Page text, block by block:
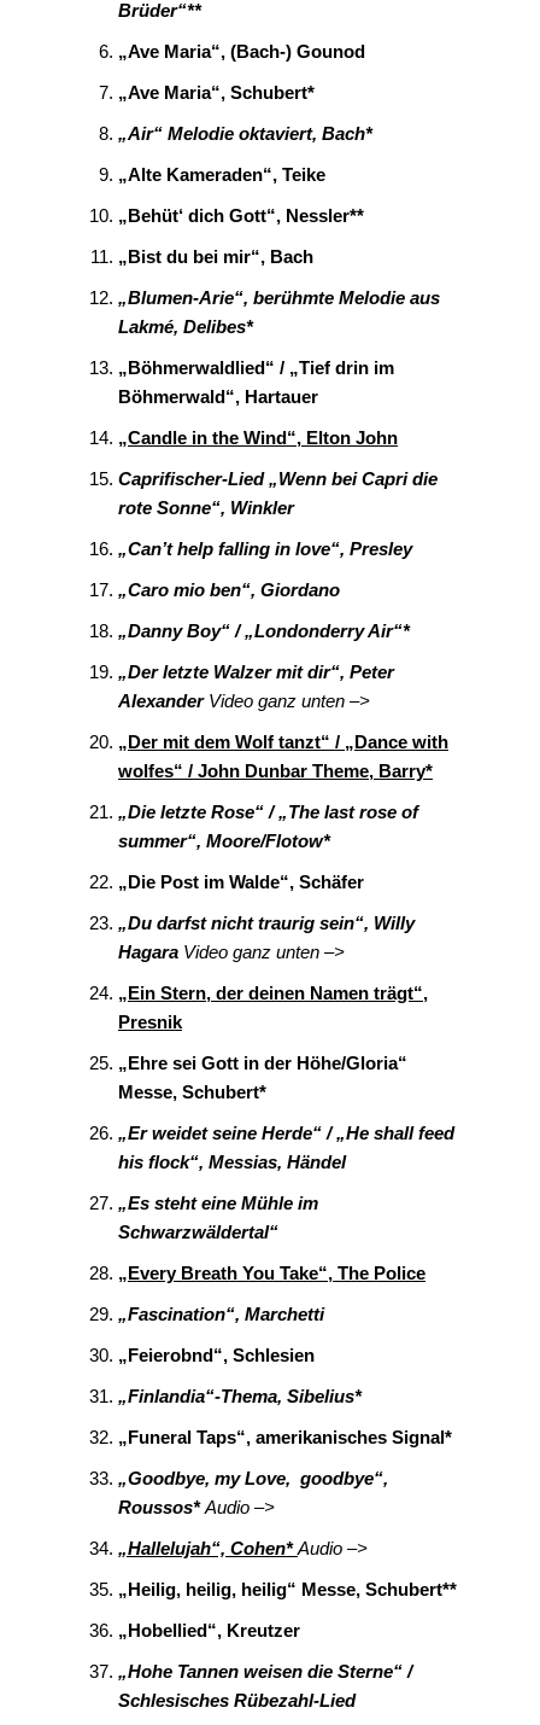
Brüder“**
„Ave Maria“, (Bach-) Gounod
„Ave Maria“, Schubert*
„Air“ Melodie oktaviert, Bach*
„Alte Kameraden“, Teike
„Behüt‘ dich Gott“, Nessler**
„Bist du bei mir“, Bach
„Blumen-Arie“, berühmte Melodie aus
Lakmé, Delibes*
„Böhmerwaldlied“ / „Tief drin im
Böhmerwald“, Hartauer
„Candle in the Wind“, Elton John
Caprifischer-Lied „Wenn bei Capri die
rote Sonne“, Winkler
„Can’t help falling in love“, Presley
„Caro mio ben“, Giordano
„Danny Boy“ / „Londonderry Air“*
„Der letzte Walzer mit dir“, Peter
Alexander Video ganz unten –>
„Der mit dem Wolf tanzt“ / „Dance with
wolfes“ / John Dunbar Theme, Barry*
„Die letzte Rose“ / „The last rose of
summer“, Moore/Flotow*
„Die Post im Walde“, Schäfer
„Du darfst nicht traurig sein“, Willy
Hagara Video ganz unten –>
„Ein Stern, der deinen Namen trägt“,
Presnik
„Ehre sei Gott in der Höhe/Gloria“
Messe, Schubert*
„Er weidet seine Herde“ / „He shall feed
his flock“, Messias, Händel
„Es steht eine Mühle im
Schwarzwäldertal“
„Every Breath You Take“, The Police
„Fascination“, Marchetti
„Feierobnd“, Schlesien
„Finlandia“-Thema, Sibelius*
„Funeral Taps“, amerikanisches Signal*
„Goodbye, my Love, goodbye“,
Roussos*Audio –>
„Hallelujah“, Cohen*Audio –>
„Heilig, heilig, heilig“ Messe, Schubert**
„Hobellied“, Kreutzer
„Hohe Tannen weisen die Sterne“ /
Schlesisches Rübezahl-Lied